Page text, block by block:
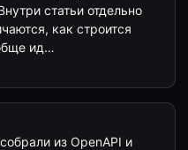
статьи отдельно
как строится
ид…
из OpenAPI и